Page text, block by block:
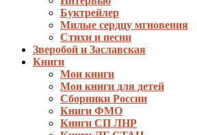
Буктрейлер
Милые сердцу мгновения
Стихи и песни
Зверобой и Заславская
Книги
Мои книги
Мои книги для детей
Сборники России
Книги ФМО
Книги СП ЛНР